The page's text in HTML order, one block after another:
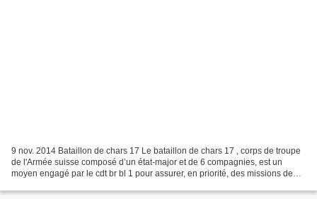
9 nov. 2014 Bataillon de chars 17 Le bataillon de chars 17 , corps de troupe
de l'Armée suisse composé d’un état-major et de 6 compagnies, est un
moyen engagé par le cdt br bl 1 pour assurer, en priorité, des missions de